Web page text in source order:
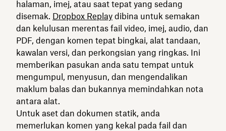
halaman, imej, atau saat tepat yang sedang
disemak. Dropbox Replay dibina untuk semakan
dan kelulusan merentas fail video, imej, audio, dan
PDF, dengan komen tepat bingkai, alat tandaan,
kawalan versi, dan perkongsian yang ringkas. Ini
memberikan pasukan anda satu tempat untuk
mengumpul, menyusun, dan mengendalikan
maklum balas dan bukannya memindahkan nota
antara alat.
Untuk aset dan dokumen statik, anda
memerlukan komen yang kekal pada fail dan